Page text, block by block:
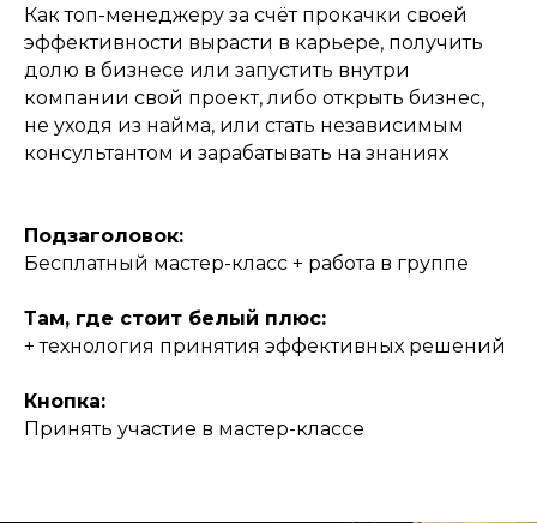
Как топ-менеджеру за счёт прокачки своей
эффективности вырасти в карьере, получить
долю в бизнесе или запустить внутри
компании свой проект, либо открыть бизнес,
не уходя из найма, или стать независимым
консультантом и зарабатывать на знаниях
Подзаголовок:
Бесплатный мастер-класс + работа в группе
Там, где стоит белый плюс:
+ технология принятия эффективных решений
Кнопка:
Принять участие в мастер-классе